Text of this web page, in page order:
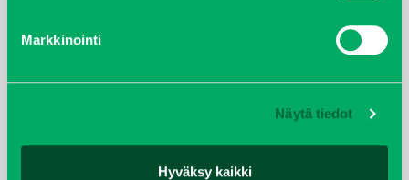
Markkinointi
Näytä tiedot
Hyväksy kaikki
joulukuu 2017